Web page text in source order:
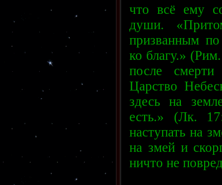
что всё ему
души.
призванным
ко благу.»
после смерти
Царство
здесь на
есть.» (Лк.
наступать на
на змей и
ничто не